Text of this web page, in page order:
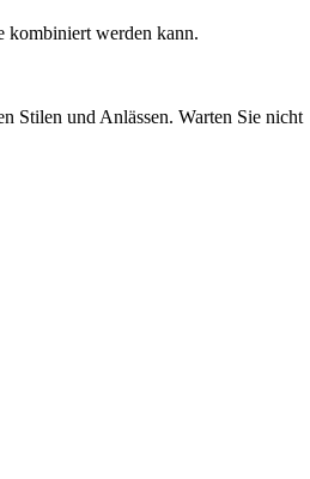
kombiniert werden kann.
Stilen und Anlässen. Warten Sie nicht